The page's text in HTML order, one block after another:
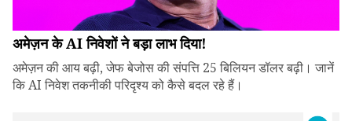
अमेज़न के AI निवेशों ने बड़ा लाभ दिया!
अमेज़न की आय बढ़ी, जेफ बेजोस की संपत्ति 25 बिलियन डॉलर बढ़ी। जानें
कि AI निवेश तकनीकी परिदृश्य को कैसे बदल रहे हैं।